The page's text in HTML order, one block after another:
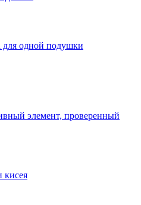
для одной подушки
элемент, проверенный
кисея